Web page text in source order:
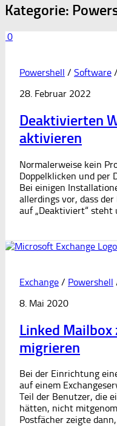
Kategorie:
0
Powershell / Software /
28. Februar 2022
Deaktivierten
aktivieren
Normalerweise kein
Doppelklicken und per
Bei einigen
allerdings vor, dass der
auf „Deaktiviert“ steht
Exchange / Powershell
8. Mai 2020
Linked
migrieren
Bei der Einrichtung
auf einem
Teil der Benutzer, die
hätten, nicht
Postfächer zeigte